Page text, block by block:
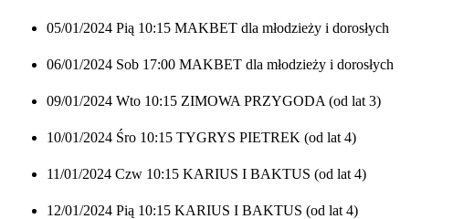
05/01/2024 Pią 10:15 MAKBET dla młodzieży i dorosłych
06/01/2024 Sob 17:00 MAKBET dla młodzieży i dorosłych
09/01/2024 Wto 10:15 ZIMOWA PRZYGODA (od lat 3)
10/01/2024 Śro 10:15 TYGRYS PIETREK (od lat 4)
11/01/2024 Czw 10:15 KARIUS I BAKTUS (od lat 4)
12/01/2024 Pią 10:15 KARIUS I BAKTUS (od lat 4)